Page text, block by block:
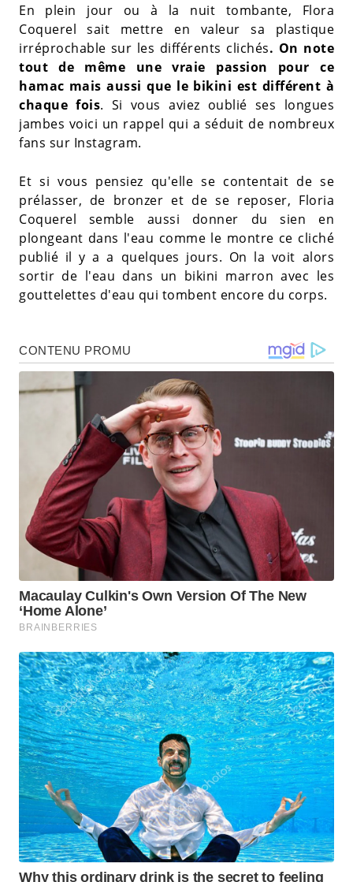
En plein jour ou à la nuit tombante, Flora
Coquerel sait mettre en valeur sa plastique
irréprochable sur les différents clichés. On note
tout de même une vraie passion pour ce
hamac mais aussi que le bikini est différent à
chaque fois. Si vous aviez oublié ses longues
jambes voici un rappel qui a séduit de nombreux
fans sur Instagram.
Et si vous pensiez qu'elle se contentait de se
prélasser, de bronzer et de se reposer, Floria
Coquerel semble aussi donner du sien en
plongeant dans l'eau comme le montre ce cliché
publié il y a a quelques jours. On la voit alors
sortir de l'eau dans un bikini marron avec les
gouttelettes d'eau qui tombent encore du corps.